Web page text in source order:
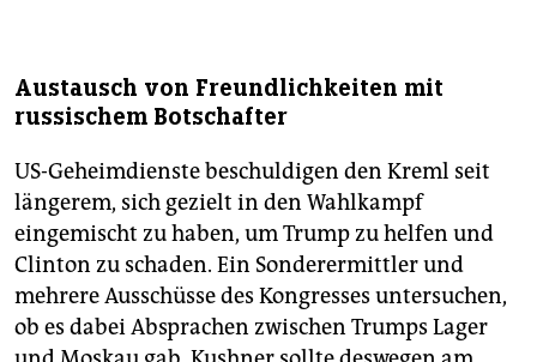
Austausch von Freundlichkeiten mit
russischem Botschafter
US-Geheimdienste beschuldigen den Kreml seit
längerem, sich gezielt in den Wahlkampf
eingemischt zu haben, um Trump zu helfen und
Clinton zu schaden. Ein Sonderermittler und
mehrere Ausschüsse des Kongresses untersuchen,
ob es dabei Absprachen zwischen Trumps Lager